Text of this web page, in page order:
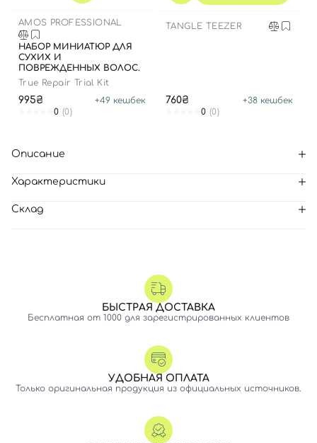
AMOS PROFESSIONAL
НАБОР МИНИАТЮР ДЛЯ
СУХИХ И
ПОВРЕЖДЕННЫХ ВОЛОС.
True Repair Trial Kit
995₴ +49 кешбек
0 (0)
TANGLE TEEZER
760₴ +38 кешбек
0 (0)
Описание
Характеристики
Склад
БЫСТРАЯ ДОСТАВКА
Бесплатная от 1000 для зарегистрированных клиентов
УДОБНАЯ ОПЛАТА
Только оригинальная продукция из официальных источников.